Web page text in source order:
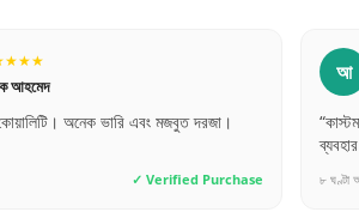
রহমান
থেকে শুরু করে ডেলিভারি পর্যন্ত সবার
ভালো ছিল।”
✓ Verified Purchase
র
১০